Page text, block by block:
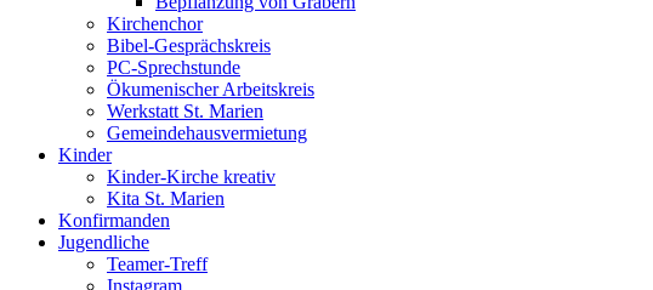
Kirchenchor
Bibel-Gesprächskreis
PC-Sprechstunde
Ökumenischer Arbeitskreis
Werkstatt St. Marien
Gemeindehausvermietung
Kinder
Kinder-Kirche kreativ
Kita St. Marien
Konfirmanden
Jugendliche
Teamer-Treff
Instagram